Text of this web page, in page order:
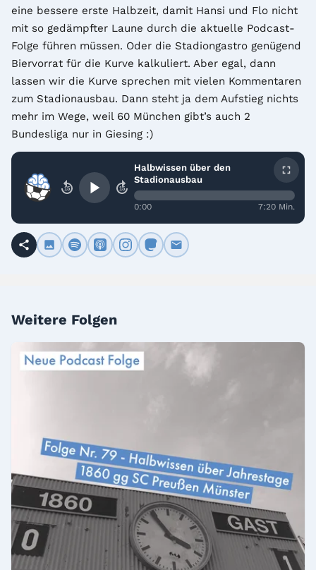
eine bessere erste Halbzeit, damit Hansi und Flo nicht
mit so gedämpfter Laune durch die aktuelle Podcast-
Folge führen müssen. Oder die Stadiongastro genügend
Biervorrat für die Kurve kalkuliert. Aber egal, dann
lassen wir die Kurve sprechen mit vielen Kommentaren
zum Stadionausbau. Dann steht ja dem Aufstieg nichts
mehr im Wege, weil 60 München gibt’s auch 2
Bundesliga nur in Giesing :)
15 15
Halbwissen über den
Stadionausbau
0:00 7:20 Min.
Weitere Folgen